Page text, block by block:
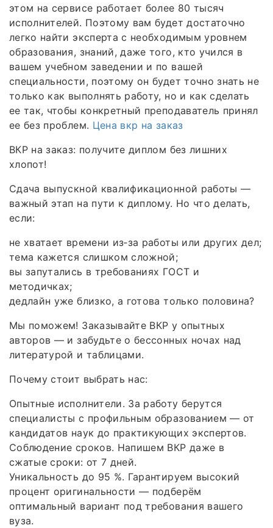
этом на сервисе работает более 80 тысяч
исполнителей. Поэтому вам будет достаточно
легко найти эксперта с необходимым уровнем
образования, знаний, даже того, кто учился в
вашем учебном заведении и по вашей
специальности, поэтому он будет точно знать не
только как выполнять работу, но и как сделать
ее так, чтобы конкретный преподаватель принял
ее без проблем. Цена вкр на заказ
ВКР на заказ: получите диплом без лишних
хлопот!
Сдача выпускной квалификационной работы —
важный этап на пути к диплому. Но что делать,
если:
не хватает времени из‑за работы или других дел;
тема кажется слишком сложной;
вы запутались в требованиях ГОСТ и
методичках;
дедлайн уже близко, а готова только половина?
Мы поможем! Заказывайте ВКР у опытных
авторов — и забудьте о бессонных ночах над
литературой и таблицами.
Почему стоит выбрать нас:
Опытные исполнители. За работу берутся
специалисты с профильным образованием — от
кандидатов наук до практикующих экспертов.
Соблюдение сроков. Напишем ВКР даже в
сжатые сроки: от 7 дней.
Уникальность до 95 %. Гарантируем высокий
процент оригинальности — подберём
оптимальный вариант под требования вашего
вуза.